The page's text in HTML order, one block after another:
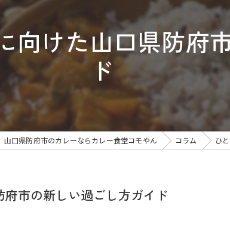
世界の味をご自宅でも
今日だから出会える一皿
地元食材と世界の料理
店内・ギャラリー
向けた山口県防府
ド
山口県防府市のカレーならカレー食堂コモやん コラム ひ
市の新しい過ごし方ガイド